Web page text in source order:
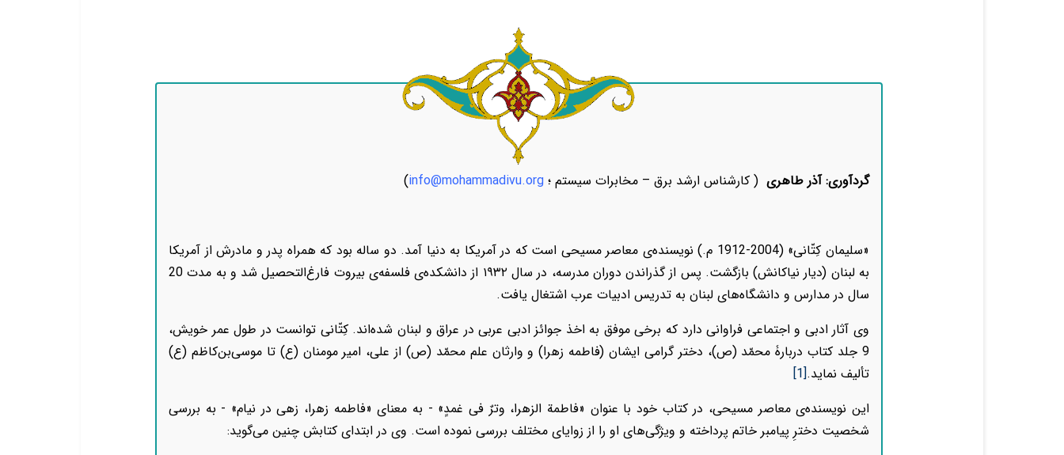
گردآوری: آذر طاهری ( کارشناس ارشد برق – مخابرات سیستم ؛info@mohammadivu.org
)
«سلیمان کِتّانی» (2004-1912 م.) نویسنده‌ی معاصر مسیحی است که در آمریکا به دنیا آمد.
دو ساله بود که همراه پدر و مادرش از آمریکا
به لبنان (دیار نیاکانش) بازگشت. پس از گذراندن دوران مدرسه، در سال ۱۹۳۲ از دانشکده‌ی فلسفه‌ی بیروت فارغ‌التحصیل شد و به مدت 20
سال در مدارس و دانشگاه‌های لبنان به تدریس ادبیات عرب اشتغال یافت.
وی آثار ادبی و اجتماعی فراوانی دارد که برخی موفق به اخذ جوائز ادبی عربی در عراق و لبنان شده‌اند. کِتّانی توانست در طول عمر خویش،
9 جلد کتاب دربارۀ محمّد (ص)، دختر گرامی ایشان (فاطمه زهرا) و وارثان علم محمّد (ص) از علی، امیر مومنان (ع) تا موسی‌بن‌کاظم (ع)
تألیف نماید.[1]
این نویسنده‌ی معاصر مسیحی، در کتاب خود با عنوان «فاطمة الزهرا، وترٌ فی غمدٍ» - به معنای «فاطمه زهرا، زهی در نیام» - به بررسی
شخصیت دخترِ پیامبر خاتم پرداخته و ویژگی‌های او را از زوایای مختلف بررسی نموده است. وی در ابتدای کتابش چنین می‌گوید: